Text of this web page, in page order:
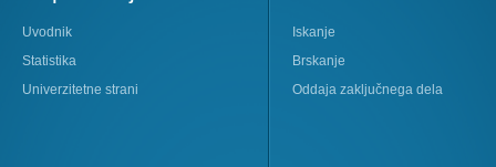
Uvodnik
Statistika
Univerzitetne strani
Iskanje
Brskanje
Oddaja zaključnega dela